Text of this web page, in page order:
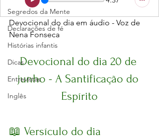
Segredos da Mente
Declarações de fé
Histórias infantis
Dicas
Entrevistas
Inglês
Devocional do dia em áudio - Voz de
Nena Fonseca
Devocional do dia 20 de
junho - A Santificação do
Espírito
📖 Versículo do dia